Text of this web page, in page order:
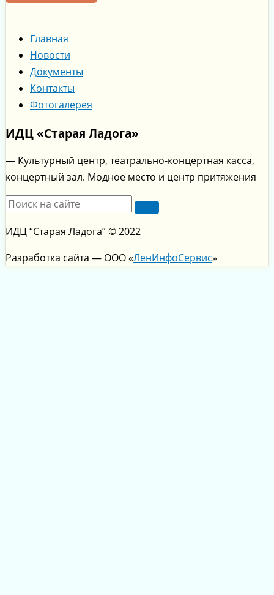
Главная
Новости
Документы
Контакты
Фотогалерея
ИДЦ «Старая Ладога»
— Культурный центр, театрально-концертная касса,
концертный зал. Модное место и центр притяжения
ИДЦ “Старая Ладога” © 2022
Разработка сайта — ООО «ЛенИнфоСервис»